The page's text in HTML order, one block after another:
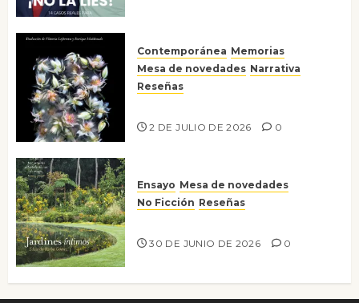
Contemporánea Memorias
Mesa de novedades Narrativa
Reseñas
2 DE JULIO DE 2026 0
Ensayo Mesa de novedades
No Ficción Reseñas
30 DE JUNIO DE 2026 0